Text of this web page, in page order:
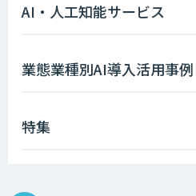
「VAB-5000」
AI・人工知能サービス
業態業種別AI導入活用事例
特集